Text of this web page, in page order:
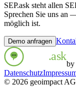
SEP.ask steht allen
Sprechen Sie uns an
möglich ist.
Demo anfragen
.ask
by
Datenschutz
© 2026 geoimpact